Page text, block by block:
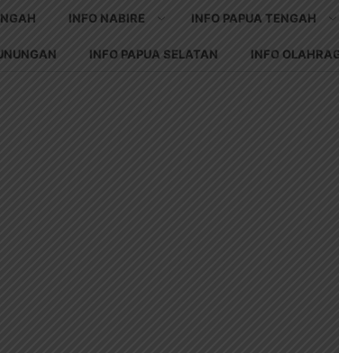
INFO NABIRE INFO PAPUA TENGAH
INFO PAPUA SELATAN INFO